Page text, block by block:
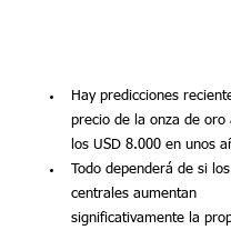
Hay predicciones
precio de la onza de oro
los USD 8.000 en unos
Todo dependerá de si
centrales aumentan
significativamente la